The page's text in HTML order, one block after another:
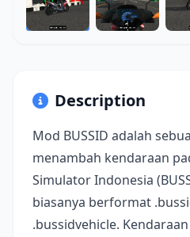
Description
Mod BUSSID adalah
menambah kendaraan
Simulator Indonesia
biasanya berformat
.bussidvehicle.